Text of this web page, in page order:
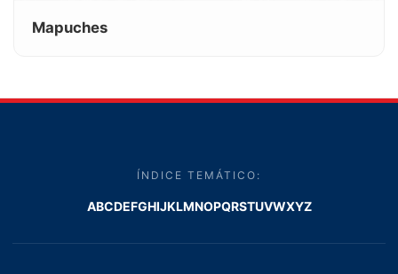
Mapuches
ÍNDICE TEMÁTICO:
ABCDEFGHIJKLMNOPQRSTUVWXYZ